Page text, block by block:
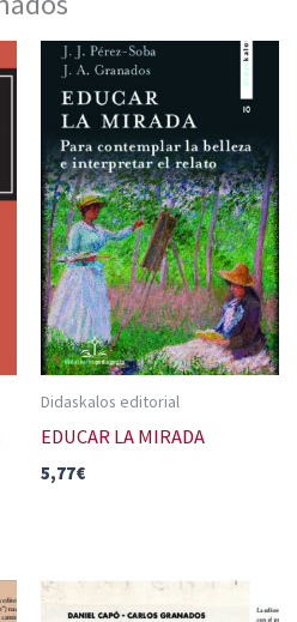
Didaskalos editorial
EDUCAR LA MIRADA
5,77€